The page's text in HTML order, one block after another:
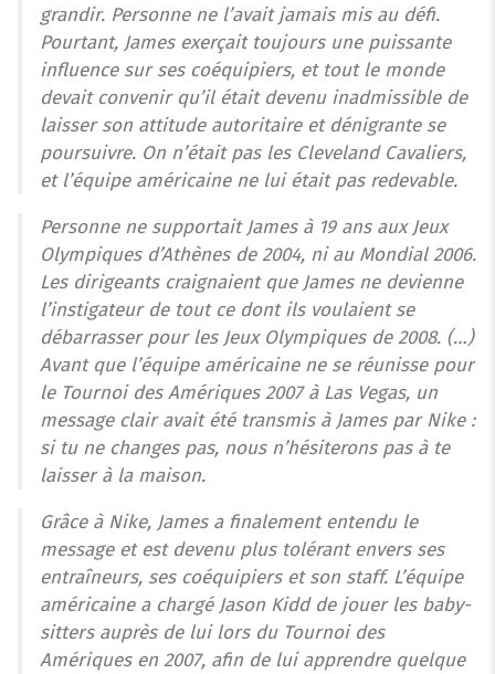
grandir. Personne ne l’avait jamais mis au défi.
Pourtant, James exerçait toujours une puissante
influence sur ses coéquipiers, et tout le monde
devait convenir qu’il était devenu inadmissible de
laisser son attitude autoritaire et dénigrante se
poursuivre. On n’était pas les Cleveland Cavaliers,
et l’équipe américaine ne lui était pas redevable.
Personne ne supportait James à 19 ans aux Jeux
Olympiques d’Athènes de 2004, ni au Mondial 2006.
Les dirigeants craignaient que James ne devienne
l’instigateur de tout ce dont ils voulaient se
débarrasser pour les Jeux Olympiques de 2008. (…)
Avant que l’équipe américaine ne se réunisse pour
le Tournoi des Amériques 2007 à Las Vegas, un
message clair avait été transmis à James par Nike :
si tu ne changes pas, nous n’hésiterons pas à te
laisser à la maison.
Grâce à Nike, James a finalement entendu le
message et est devenu plus tolérant envers ses
entraîneurs, ses coéquipiers et son staff. L’équipe
américaine a chargé Jason Kidd de jouer les baby-
sitters auprès de lui lors du Tournoi des
Amériques en 2007, afin de lui apprendre quelque